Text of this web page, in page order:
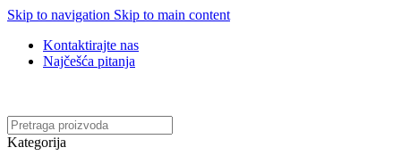
Skip to navigation Skip to main content
Kontaktirajte nas
Najčešća pitanja
Kategorija